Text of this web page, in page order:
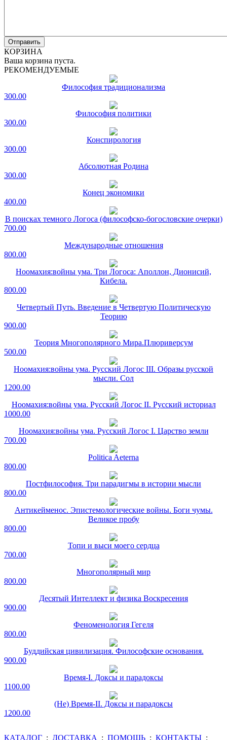
КОРЗИНА
Ваша корзина пуста.
РЕКОМЕНДУЕМЫЕ
Философия традиционализма
300.00
Философия политики
300.00
Конспирология
300.00
Абсолютная Родина
300.00
Конец экономики
400.00
В поисках темного Логоса (философско-богословские очерки)
700.00
Международные отношения
800.00
Ноомахия:войны ума. Три Логоса: Аполлон, Дионисий,
Кибела.
800.00
Четвертый Путь. Введение в Четвертую Политическую
Теорию
900.00
Теория Многополярного Мира.Плюриверсум
500.00
Ноомахия:войны ума. Русский Логос III. Образы русской
мысли. Сол
1200.00
Ноомахия:войны ума. Русский Логос II. Русский историал
1000.00
Ноомахия:войны ума. Русский Логос I. Царство земли
700.00
Politica Aeterna
800.00
Постфилософия. Три парадигмы в истории мысли
800.00
Антикейменос. Эпистемологические войны. Боги чумы.
Великое пробу
800.00
Топи и выси моего сердца
700.00
Многополярный мир
800.00
Десятый Интеллект и физика Воскресения
900.00
Феноменология Гегеля
800.00
Буддийская цивилизация. Философские основания.
900.00
Время-I. Доксы и парадоксы
1100.00
(Не) Время-II. Доксы и парадоксы
1200.00
КАТАЛОГ : ДОСТАВКА : ПОМОЩЬ : КОНТАКТЫ :